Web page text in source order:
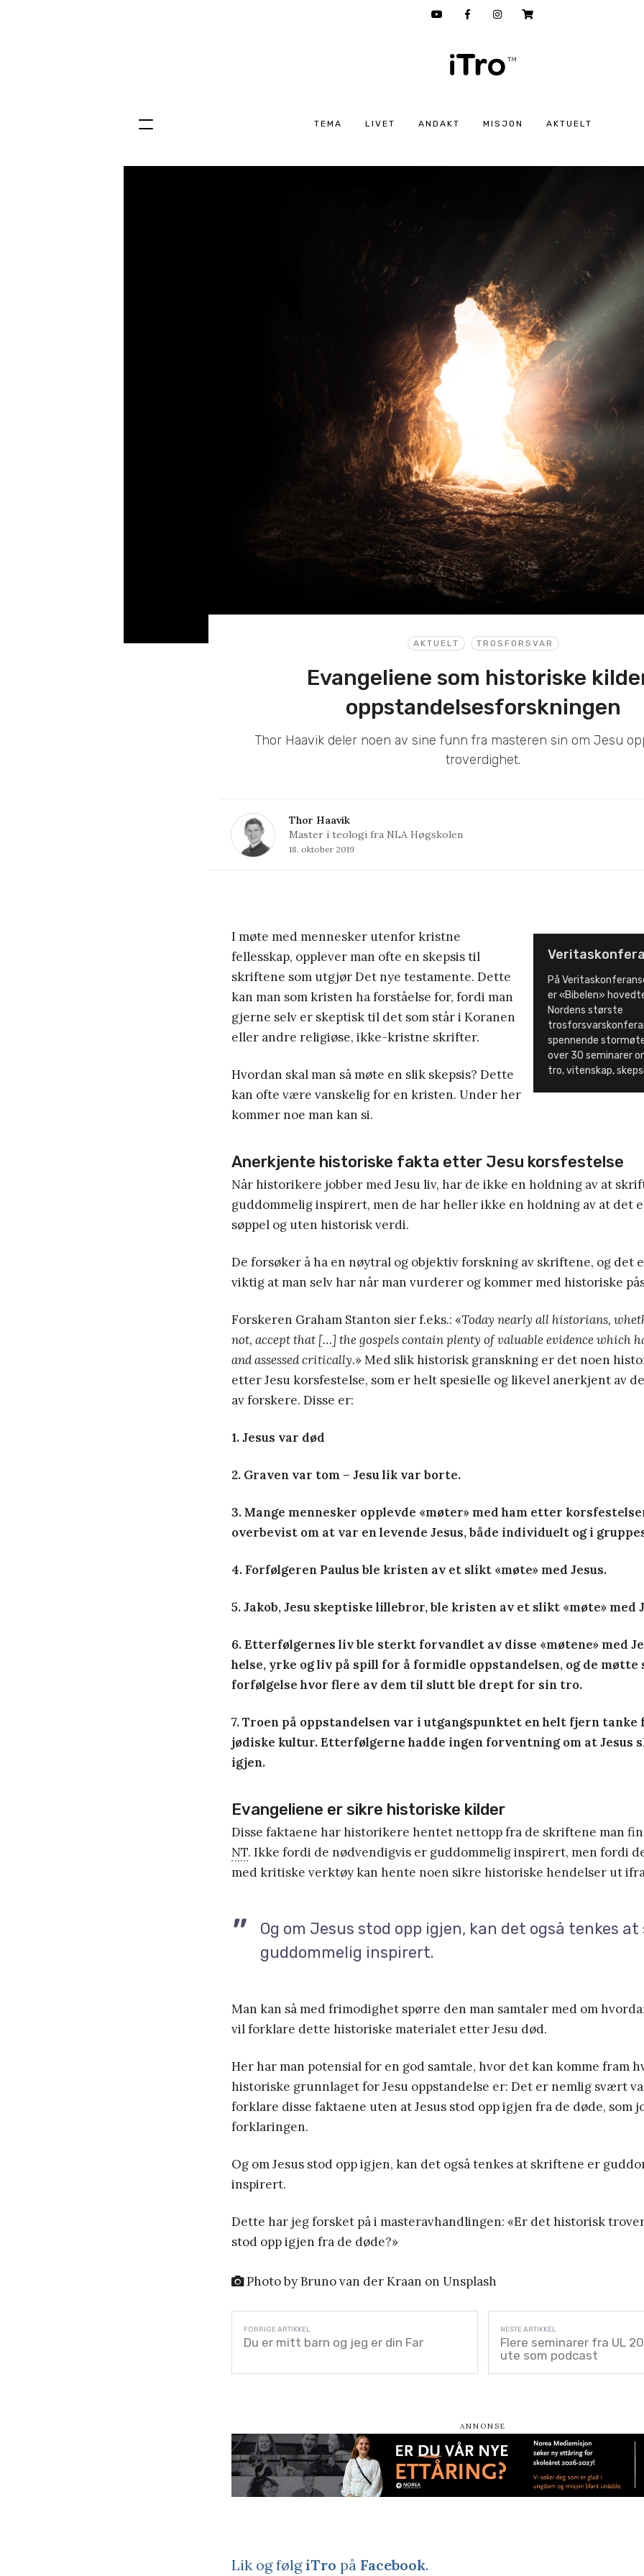
TEMA LIVET ANDAKT MISJON AKTUELT
Hopp
AKTUELT TROSFORSVAR
Evangeliene som historiske
oppstandelsesforskningen
Thor Haavik deler noen av sine funn fra masteren sin om Jesu
troverdighet.
Thor Haavik
Master i teologi fra NLA Høgskolen
18. oktober 2019
På
er «Bibelen»
Nordens største
spennende
over 30 seminarer
tro, vitenskap,
I møte med mennesker utenfor kristne
fellesskap, opplever man ofte en skepsis til
skriftene som utgjør Det nye testamente. Dette
kan man som kristen ha forståelse for, fordi man
gjerne selv er skeptisk til det som står i Koranen
eller andre religiøse, ikke-kristne skrifter.
Hvordan skal man så møte en slik skepsis? Dette
kan ofte være vanskelig for en kristen. Under her
kommer noe man kan si.
Anerkjente historiske fakta etter Jesu korsfestelse
Når historikere jobber med Jesu liv, har de ikke en holdning av at
guddommelig inspirert, men de har heller ikke en holdning av at det
søppel og uten historisk verdi.
De forsøker å ha en nøytral og objektiv forskning av skriftene, og det
viktig at man selv har når man vurderer og kommer med historiske
Forskeren Graham Stanton sier f.eks.: «Today nearly all historians,
not, accept that […] the gospels contain plenty of valuable evidence which
and assessed critically.» Med slik historisk granskning er det noen
etter Jesu korsfestelse, som er helt spesielle og likevel anerkjent av
av forskere. Disse er:
1. Jesus var død
2. Graven var tom – Jesu lik var borte.
3. Mange mennesker opplevde «møter» med ham etter
overbevist om at var en levende Jesus, både individuelt og i
4. Forfølgeren Paulus ble kristen av et slikt «møte» med Jesus.
5. Jakob, Jesu skeptiske lillebror, ble kristen av et slikt «møte» med
6. Etterfølgernes liv ble sterkt forvandlet av disse «møtene» med
helse, yrke og liv på spill for å formidle oppstandelsen, og de møtte
forfølgelse hvor flere av dem til slutt ble drept for sin tro.
7. Troen på oppstandelsen var i utgangspunktet en helt fjern tanke
jødiske kultur. Etterfølgerne hadde ingen forventning om at Jesus
igjen.
Evangeliene er sikre historiske kilder
Disse faktaene har historikere hentet nettopp fra de skriftene man
NT. Ikke fordi de nødvendigvis er guddommelig inspirert, men fordi
med kritiske verktøy kan hente noen sikre historiske hendelser ut
Og om Jesus stod opp igjen, kan det også tenkes
guddommelig inspirert.
Man kan så med frimodighet spørre den man samtaler med om
vil forklare dette historiske materialet etter Jesu død.
Her har man potensial for en god samtale, hvor det kan komme fram
historiske grunnlaget for Jesu oppstandelse er: Det er nemlig svært
forklare disse faktaene uten at Jesus stod opp igjen fra de døde, som
forklaringen.
Og om Jesus stod opp igjen, kan det også tenkes at skriftene er
inspirert.
Dette har jeg forsket på i masteravhandlingen: «Er det historisk
stod opp igjen fra de døde?»
Photo by Bruno van der Kraan on Unsplash
Du er mitt barn og jeg er din Far
Flere seminarer fra UL
ute som podcast
Lik og følgiTro på Facebook.